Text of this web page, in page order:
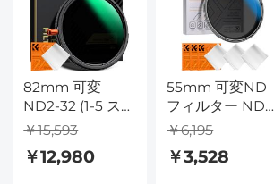
82mm 可変
ND2-32 (1-5 スト
ップ) & 円偏光フ
ィルター CPL &
ブラックミスト
￥15,593
￥12,980
55mm 可変ND
フィルター ND2-
ND32 (1-5段) レ
ンズフィルター
18層ナノコーテ
￥6,195
￥3,528